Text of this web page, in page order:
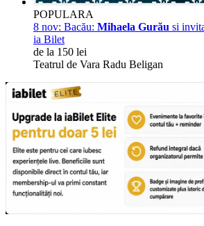
POPULARA
8 nov: Bacău: Mihaela Gurău si
ia Bilet
de la 150 lei
Teatrul de Vara Radu Beligan